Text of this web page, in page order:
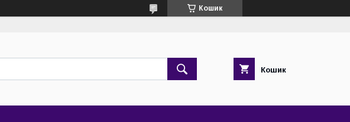
Кошик
Кошик